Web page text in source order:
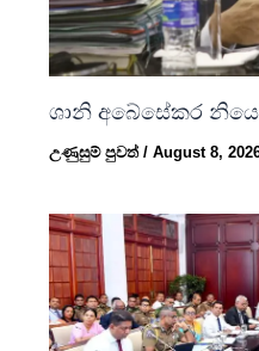
ශානි අබේසේකර
උණුසුම් පුවත්/August 8,